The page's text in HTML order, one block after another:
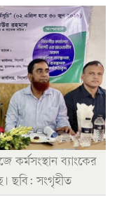
কর্মসংস্থান ব্যাংকের
ছবি: সংগৃহীত